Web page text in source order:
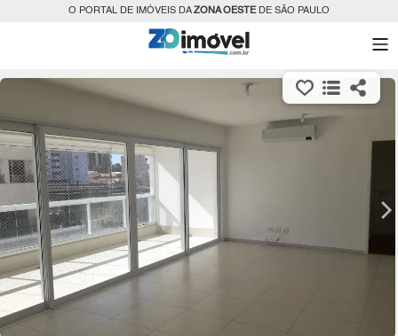
O PORTAL DE IMÓVEIS DAZONA OESTEDE SÃO PAULO